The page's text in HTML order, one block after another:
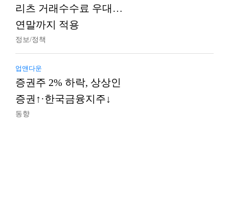
리츠 거래수수료 우대…
연말까지 적용
정보/정책
업앤다운
증권주 2% 하락, 상상인
증권↑·한국금융지주↓
동향